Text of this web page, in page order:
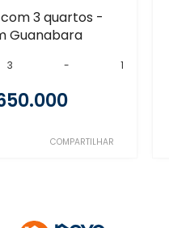
com 3 quartos -
Guanabara
3 - 1
COMPARTILHAR